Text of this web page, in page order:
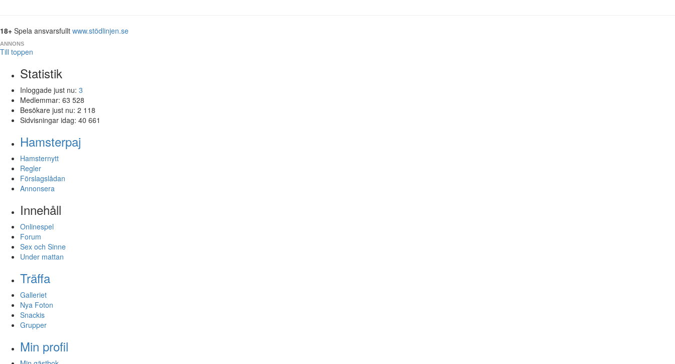
18+ Spela ansvarsfullt www.stödlinjen.se
ANNONS
Till toppen
Statistik
Inloggade just nu: 3
Medlemmar: 63 528
Besökare just nu: 2 118
Sidvisningar idag: 40 661
Hamsterpaj
Hamsternytt
Regler
Förslagslådan
Annonsera
Innehåll
Onlinespel
Forum
Sex och Sinne
Under mattan
Träffa
Galleriet
Nya Foton
Snackis
Grupper
Min profil